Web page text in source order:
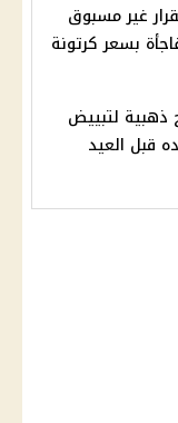
غير مسبوق
بسعر كرتونة
4 نصائح ذهبية لتبييض
قبل العيد